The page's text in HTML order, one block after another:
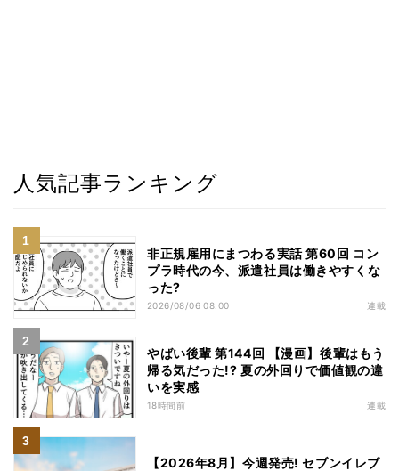
人気記事ランキング
非正規雇用にまつわる実話 第60回 コン
プラ時代の今、派遣社員は働きやすくな
った?
2026/08/06 08:00 連載
やばい後輩 第144回 【漫画】後輩はもう
帰る気だった!? 夏の外回りで価値観の違
いを実感
18時間前 連載
【2026年8月】今週発売! セブンイレブ